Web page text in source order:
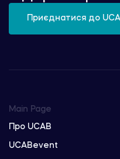
Приєднатися до
Main Page
Про UCAB
UCABevent